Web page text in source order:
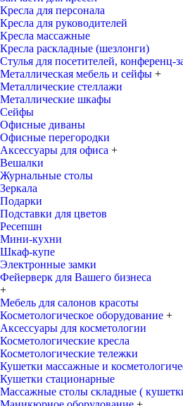
Кресла для персонала
Кресла для руководителей
Кресла массажные
Кресла раскладные (шезлонги)
Стулья для посетителей, конференц-
Металлическая мебель и сейфы +
Металлические стеллажи
Металлические шкафы
Сейфы
Офисные диваны
Офисные перегородки
Аксессуары для офиса +
Вешалки
Журнальные столы
Зеркала
Подарки
Подставки для цветов
Ресепшн
Мини-кухни
Шкаф-купе
Электронные замки
Фейерверк для Вашего бизнеса
+
Мебель для салонов красоты
Косметологическое оборудование +
Аксессуары для косметологии
Косметологические кресла
Косметологические тележки
Кушетки массажные и
Кушетки стационарные
Массажные столы складные (